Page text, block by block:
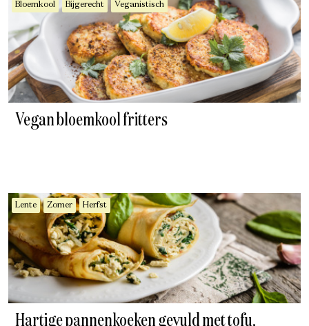
Bloemkool Bijgerecht Veganistisch
Vegan bloemkool fritters
Lente Zomer Herfst
Hartige pannenkoeken gevuld met tofu,